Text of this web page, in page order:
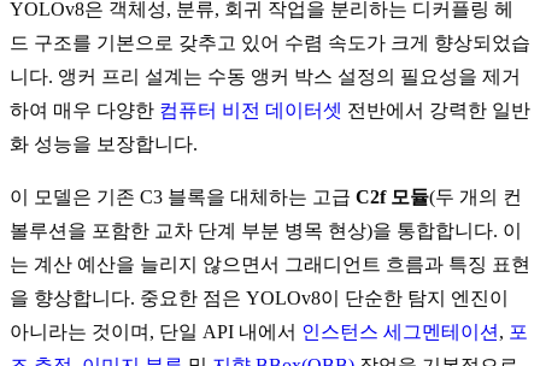
YOLOv8은 객체성, 분류, 회귀 작업을 분리하는 디커플링 헤
드 구조를 기본으로 갖추고 있어 수렴 속도가 크게 향상되었습
니다. 앵커 프리 설계는 수동 앵커 박스 설정의 필요성을 제거
하여 매우 다양한 컴퓨터 비전 데이터셋 전반에서 강력한 일반
화 성능을 보장합니다.
이 모델은 기존 C3 블록을 대체하는 고급 C2f 모듈(두 개의 컨
볼루션을 포함한 교차 단계 부분 병목 현상)을 통합합니다. 이
는 계산 예산을 늘리지 않으면서 그래디언트 흐름과 특징 표현
을 향상합니다. 중요한 점은 YOLOv8이 단순한 탐지 엔진이
아니라는 것이며, 단일 API 내에서 인스턴스 세그멘테이션 , 포